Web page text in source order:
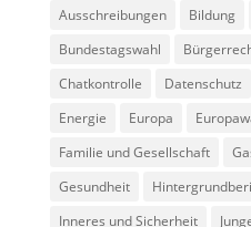
Ausschreibungen
Bildung
Bundestagswahl
Chatkontrolle
Datenschutz
Energie
Europa
Familie und Gesellschaft
Gesundheit
Inneres und Sicherheit